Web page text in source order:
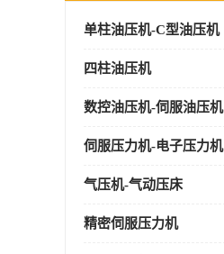
单柱油压机-C型油压机
四柱油压机
数控油压机-伺服油压机
伺服压力机-电子压力机
气压机-气动压床
精密伺服压力机